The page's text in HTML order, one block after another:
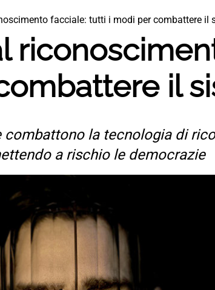
facciale: tutti i modi per combattere il
il
combattono la tecnologia di
a rischio le democrazie